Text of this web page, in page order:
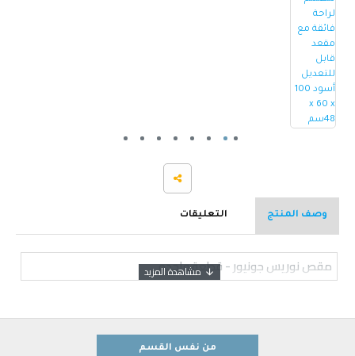
وصف المنتج التعليقات
مقص نوريس جونيور - قطعة واحده
من نفس القسم